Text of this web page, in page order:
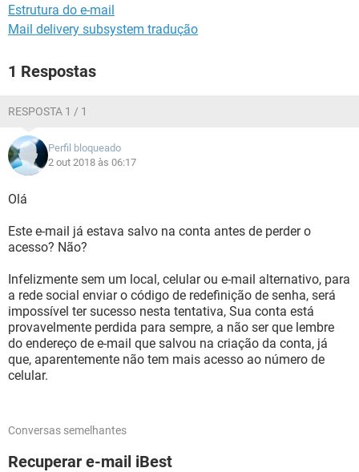
Estrutura do e-mail
Mail delivery subsystem tradução
1 Respostas
RESPOSTA 1 / 1
Perfil bloqueado
2 out 2018 às 06:17
Olá
Este e-mail já estava salvo na conta antes de perder o
acesso? Não?
Infelizmente sem um local, celular ou e-mail alternativo, para
a rede social enviar o código de redefinição de senha, será
impossível ter sucesso nesta tentativa, Sua conta está
provavelmente perdida para sempre, a não ser que lembre
do endereço de e-mail que salvou na criação da conta, já
que, aparentemente não tem mais acesso ao número de
celular.
Conversas semelhantes
Recuperar e-mail iBest